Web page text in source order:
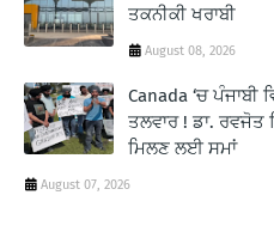
ਤਕਨੀਕੀ ਖਰਾਬੀ
August 08, 2026
Canada ‘ਚ
ਤਲਵਾਰ ! ਡਾ.
ਮਿਲਣ ਲਈ ਸਮਾਂ
August 07, 2026